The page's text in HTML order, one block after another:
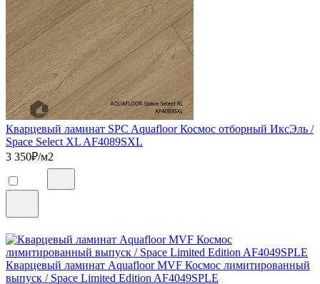
Кварцевый ламинат SPC Aquafloor Космос отборный ИксЭль /
Space Select XL AF4089SXL
3 350₽/м2
Кварцевый ламинат Aquafloor MVF Космос лимитированный
выпуск / Space Limited Edition AF4049SPLE